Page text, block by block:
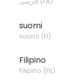
suomi
suomi (FI)
Filipino
Filipino (FIL)